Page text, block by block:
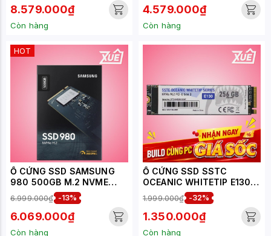
V9P1T0BW)
8.579.000₫
Còn hàng
4000MB/S) -
(SNV3S/1000G)
4.579.000₫
Còn hàng
HOT
Ổ CỨNG SSD SAMSUNG
980 500GB M.2 NVME
PCIE GEN 3.0X4 (ĐỌC
3100MB/S - GHI
2600MB/S) - (MZ-
6.999.000₫ -13%
6.069.000₫
Còn hàng
Ổ CỨNG SSD SSTC
OCEANIC WHITETIP E130
256GB M.2 NVME GEN
3.0X4 (ĐỌC: 2400MB/S -
GHI: 1400MB/S)
1.999.000₫ -32%
1.350.000₫
Còn hàng